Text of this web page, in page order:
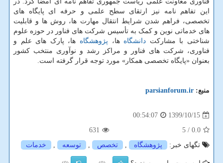
این تفاهم نامه نیز ارتقای سطح علمی و حرفه ای پایگاه های
تخصصی، فراهم شدن شرایط انتقال مهارت ها، روش ها و قابلیت
های خدماتی نوین و کمک به تأسیس شرکت های فناور در حوزه علوم
شناختی با مشارکت دانشگاه ها، پژوهشگاه ها، پارک های علم و
فناوری، شرکت های فناور و مراکز رشد و نوآوری منتخب کشور
بعنوان «پایگاه تخصصی همکار» مورد توجه قرار گرفته است.
منبع: parsianforum.ir
1399/10/15
00:54:07
0.0
/ 5
631
تگهای خبر:
پژوهشگاه , تخصص , توسعه , خدمات